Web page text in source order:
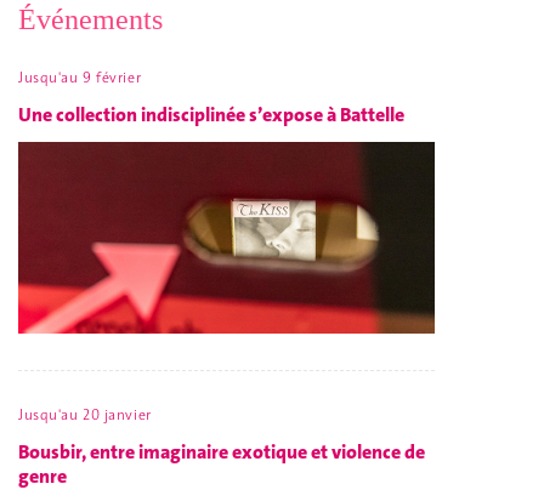
Événements
Jusqu'au 9 février
Une collection indisciplinée s’expose à Battelle
Jusqu'au 20 janvier
Bousbir, entre imaginaire exotique et violence de
genre